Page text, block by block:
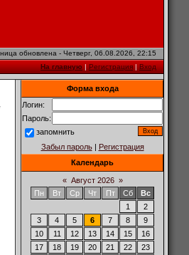
обновлена - Четверг, 06.08.2026, 22:15
На главную|Регистрация|Вход
Форма входа
Логин:
Пароль:
запомнить
Забыл пароль| Регистрация
Календарь
« Август 2026 »
Пн
Вт Ср Чт Пт Сб
Вс
1
2
3
4 5 6 7 8
9
10
11 12 13 14 15
16
17
18 19 20 21 22
23